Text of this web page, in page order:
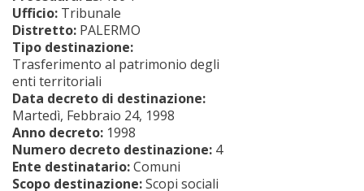
Ufficio: Tribunale
Distretto: PALERMO
Tipo destinazione:
Trasferimento al patrimonio degli
enti territoriali
Data decreto di destinazione:
Martedì, Febbraio 24, 1998
Anno decreto: 1998
Numero decreto destinazione: 4
Ente destinatario:Comuni
Scopo destinazione:Scopi sociali